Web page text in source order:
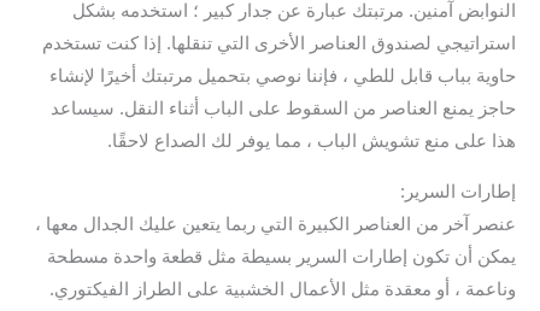
النوابض آمنين. مرتبتك عبارة عن جدار كبير ؛ استخدمه بشكل
استراتيجي لصندوق العناصر الأخرى التي تنقلها. إذا كنت تستخدم
حاوية بباب قابل للطي ، فإننا نوصي بتحميل مرتبتك أخيرًا لإنشاء
حاجز يمنع العناصر من السقوط على الباب أثناء النقل. سيساعد
هذا على منع تشويش الباب ، مما يوفر لك الصداع لاحقًا.
إطارات السرير:
عنصر آخر من العناصر الكبيرة التي ربما يتعين عليك الجدال معها ،
يمكن أن تكون إطارات السرير بسيطة مثل قطعة واحدة مسطحة
وناعمة ، أو معقدة مثل الأعمال الخشبية على الطراز الفيكتوري.